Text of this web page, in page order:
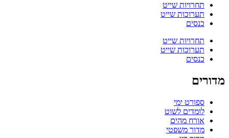
תחרויות שייט
תערוכות שייט
כנסים
תחרויות שייט
תערוכות שייט
כנסים
מדורים
ספורט ימי
לומדים לשוט
אורח מהים
מדור משפטי